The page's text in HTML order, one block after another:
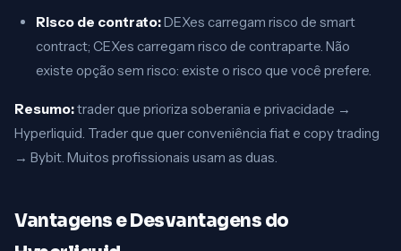
Risco de contrato:DEXes carregam risco de smart
contract; CEXes carregam risco de contraparte. Não
existe opção sem risco: existe o risco que você prefere.
Resumo:trader que prioriza soberania e privacidade →
Hyperliquid. Trader que quer conveniência fiat e copy trading
→ Bybit. Muitos profissionais usam as duas.
Vantagens e Desvantagens do